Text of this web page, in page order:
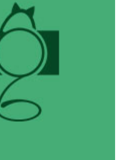
博丽灵梦
4 日 Kanade-Q